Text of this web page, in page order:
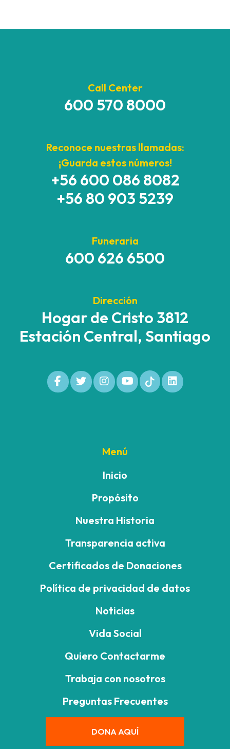
Call Center
600 570 8000
Reconoce nuestras llamadas:
¡Guarda estos números!
+56 600 086 8082
+56 80 903 5239
Funeraria
600 626 6500
Dirección
Hogar de Cristo 3812
Estación Central, Santiago
Menú
Inicio
Propósito
Nuestra Historia
Transparencia activa
Certificados de Donaciones
Política de privacidad de datos
Noticias
Vida Social
Quiero Contactarme
Trabaja con nosotros
Preguntas Frecuentes
DONA AQUÍ